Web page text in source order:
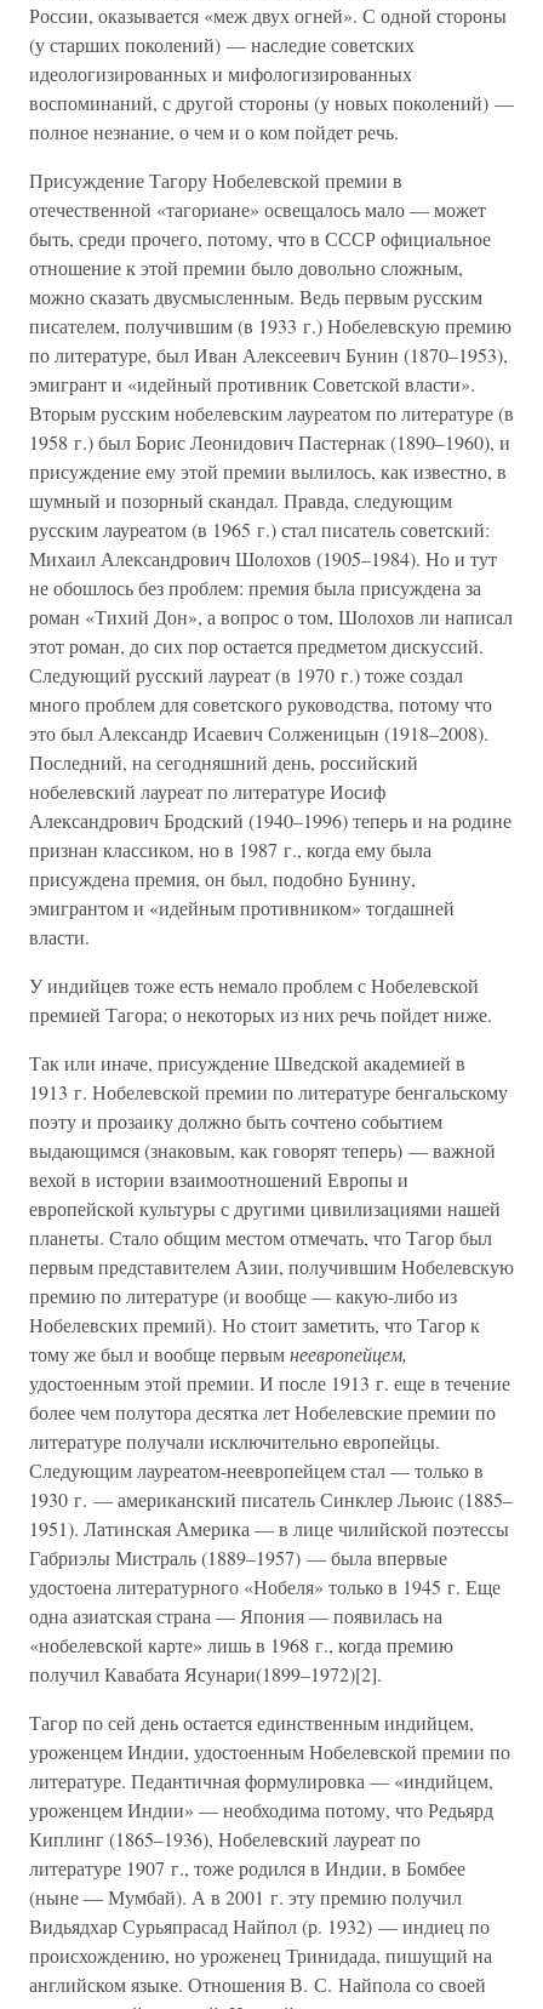
России, оказывается «меж двух огней». С одной стороны
(у старших поколений) — наследие советских
идеологизированных и мифологизированных
воспоминаний, с другой стороны (у новых поколений) —
полное незнание, о чем и о ком пойдет речь.
Присуждение Тагору Нобелевской премии в
отечественной «тагориане» освещалось мало — может
быть, среди прочего, потому, что в СССР официальное
отношение к этой премии было довольно сложным,
можно сказать двусмысленным. Ведь первым русским
писателем, получившим (в 1933 г.) Нобелевскую премию
по литературе, был Иван Алексеевич Бунин (1870–1953),
эмигрант и «идейный противник Советской власти».
Вторым русским нобелевским лауреатом по литературе (в
1958 г.) был Борис Леонидович Пастернак (1890–1960), и
присуждение ему этой премии вылилось, как известно, в
шумный и позорный скандал. Правда, следующим
русским лауреатом (в 1965 г.) стал писатель советский:
Михаил Александрович Шолохов (1905–1984). Но и тут
не обошлось без проблем: премия была присуждена за
роман «Тихий Дон», а вопрос о том, Шолохов ли написал
этот роман, до сих пор остается предметом дискуссий.
Следующий русский лауреат (в 1970 г.) тоже создал
много проблем для советского руководства, потому что
это был Александр Исаевич Солженицын (1918–2008).
Последний, на сегодняшний день, российский
нобелевский лауреат по литературе Иосиф
Александрович Бродский (1940–1996) теперь и на родине
признан классиком, но в 1987 г., когда ему была
присуждена премия, он был, подобно Бунину,
эмигрантом и «идейным противником» тогдашней
власти.
У индийцев тоже есть немало проблем с Нобелевской
премией Тагора; о некоторых из них речь пойдет ниже.
Так или иначе, присуждение Шведской академией в
1913 г. Нобелевской премии по литературе бенгальскому
поэту и прозаику должно быть сочтено событием
выдающимся (знаковым, как говорят теперь) — важной
вехой в истории взаимоотношений Европы и
европейской культуры с другими цивилизациями нашей
планеты. Стало общим местом отмечать, что Тагор был
первым представителем Азии, получившим Нобелевскую
премию по литературе (и вообще — какую-либо из
Нобелевских премий). Но стоит заметить, что Тагор к
тому же был и вообще первымнеевропейцем,
удостоенным этой премии. И после 1913 г. еще в течение
более чем полутора десятка лет Нобелевские премии по
литературе получали исключительно европейцы.
Следующим лауреатом-неевропейцем стал — только в
1930 г. — американский писатель Синклер Льюис (1885–
1951). Латинская Америка — в лице чилийской поэтессы
Габриэлы Мистраль (1889–1957) — была впервые
удостоена литературного «Нобеля» только в 1945 г. Еще
одна азиатская страна — Япония — появилась на
«нобелевской карте» лишь в 1968 г., когда премию
получил Кавабата Ясунари(1899–1972)[2].
Тагор по сей день остается единственным индийцем,
уроженцем Индии, удостоенным Нобелевской премии по
литературе. Педантичная формулировка — «индийцем,
уроженцем Индии» — необходима потому, что Редьярд
Киплинг (1865–1936), Нобелевский лауреат по
литературе 1907 г., тоже родился в Индии, в Бомбее
(ныне — Мумбай). А в 2001 г. эту премию получил
Видьядхар Сурьяпрасад Найпол (р. 1932) — индиец по
происхождению, но уроженец Тринидада, пишущий на
английском языке. Отношения В. С. Найпола со своей